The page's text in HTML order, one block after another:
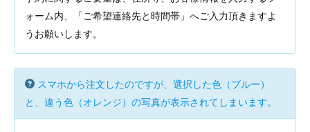
ォーム内、「ご希望連絡先と時間帯」へご入力頂きますよ
うお願いします。
スマホから注文したのですが、選択した色（ブルー）
と、違う色（オレンジ）の写真が表示されてしまいます。